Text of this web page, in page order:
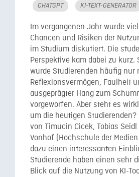
CHATGPT KI-TEXT-GENERATOR
Im vergangenen Jahr wurde
Chancen und Risiken der
im Studium diskutiert. Die
Perspektive kam dabei zu kurz.
wurde Studierenden häufig nur
Reflexionsvermögen, Faulheit
ausgeprägter Hang zum
vorgeworfen. Aber steht es
um die heutigen Studierenden?
von Timucin Cicek, Tobias
Vonhof (Hochschule der
dazu einen interessanten
Studierende haben einen sehr
Blick auf die Nutzung von KI-